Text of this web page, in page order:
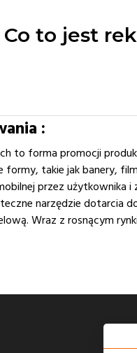
Co to jest
:
to forma promocji
takie jak banery,
przez
narzędzie dotarcia
Wraz z rosnącym